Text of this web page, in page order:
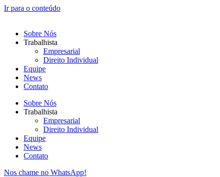
Ir para o conteúdo
Sobre Nós
Trabalhista
Empresarial
Direito Individual
Equipe
News
Contato
Sobre Nós
Trabalhista
Empresarial
Direito Individual
Equipe
News
Contato
Nos chame no WhatsApp!